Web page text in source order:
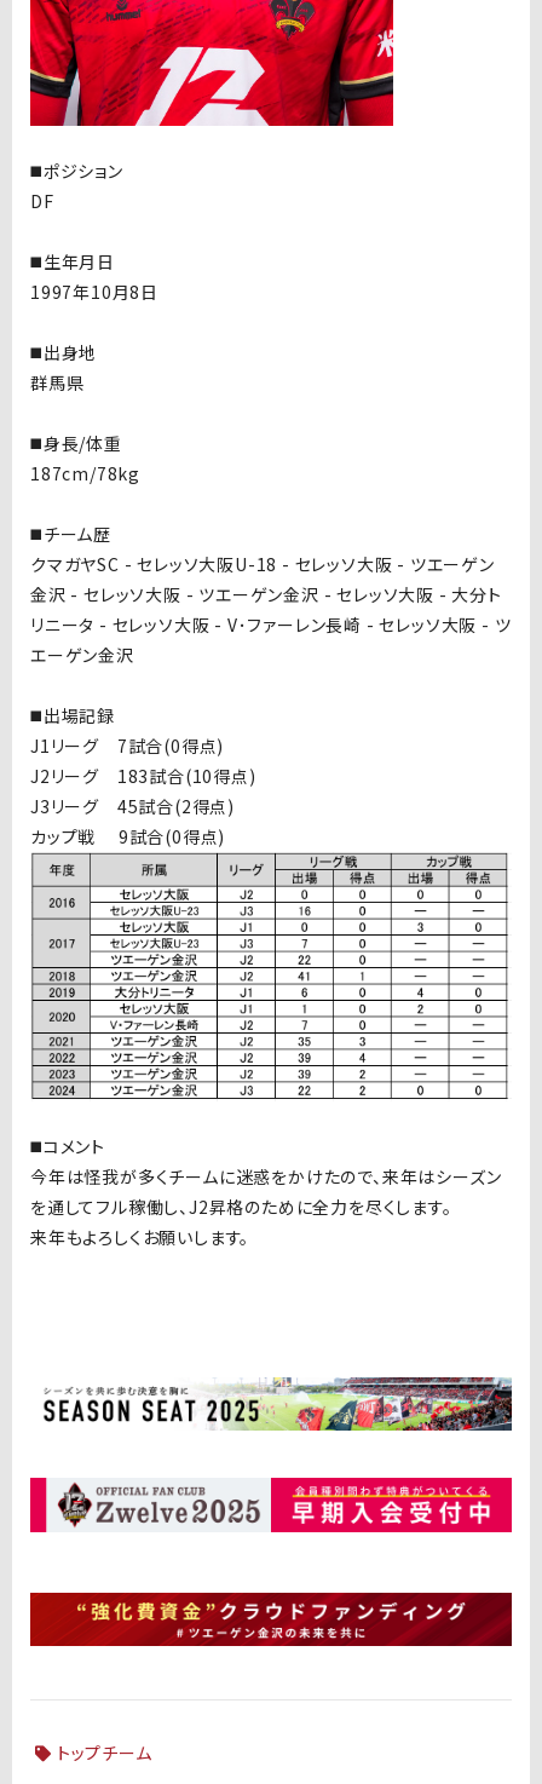
◼️ポジション
DF
◼️生年月日
1997年10月8日
◼️出身地
群馬県
◼️身長/体重
187cm/78kg
◼️チーム歴
クマガヤSC - セレッソ大阪U-18 - セレッソ大阪 - ツエーゲン
金沢 - セレッソ大阪 - ツエーゲン金沢 - セレッソ大阪 - 大分ト
リニータ - セレッソ大阪 - V･ファーレン長崎 - セレッソ大阪 - ツ
エーゲン金沢
◼️出場記録
J1リーグ 7試合(0得点)
J2リーグ 183試合(10得点)
J3リーグ 45試合(2得点)
カップ戦 9試合(0得点)
◼️コメント
今年は怪我が多くチームに迷惑をかけたので、来年はシーズン
を通してフル稼働し、J2昇格のために全力を尽くします。
来年もよろしくお願いします。
トップチーム